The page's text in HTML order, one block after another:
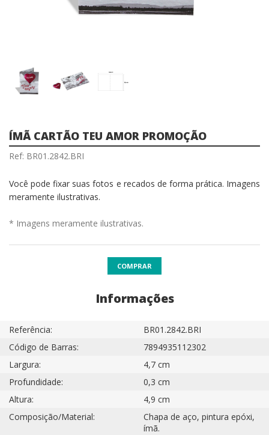
ÍMÃ CARTÃO TEU AMOR PROMOÇÃO
Ref: BR01.2842.BRI
Você pode fixar suas fotos e recados de forma prática. Imagens
meramente ilustrativas.
* Imagens meramente ilustrativas.
COMPRAR
Informações
Referência:
BR01.2842.BRI
Código de Barras:
7894935112302
Largura:
4,7 cm
Profundidade:
0,3 cm
Altura:
4,9 cm
Composição/Material:
Chapa de aço, pintura epóxi,
ímã.